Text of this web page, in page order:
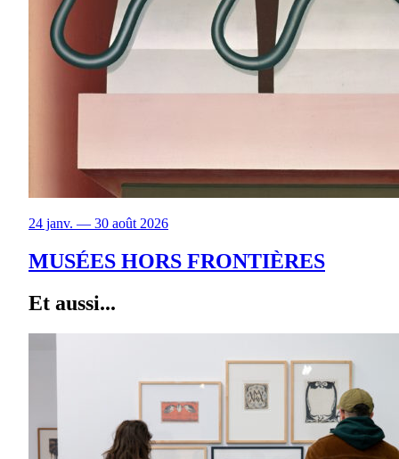
24 janv. — 30 août 2026
MUSÉES HORS FRONTIÈRES
Et aussi...